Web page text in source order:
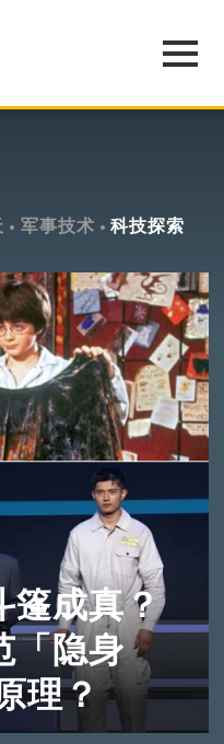
军事技术 科技探索
篷成真？
「隐身
理？